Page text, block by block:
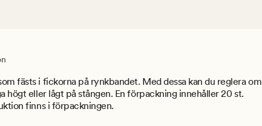
fästs i fickorna på rynkbandet. Med dessa kan du reglera om
högt eller lågt på stången. En förpackning innehåller 20 st.
finns i förpackningen.